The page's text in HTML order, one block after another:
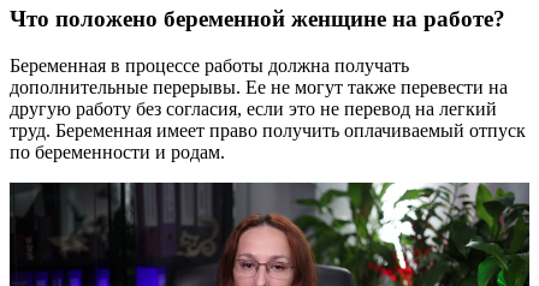
Что положено беременной женщине на работе?
Беременная в процессе работы должна получать
дополнительные перерывы. Ее не могут также перевести на
другую работу без согласия, если это не перевод на легкий
труд. Беременная имеет право получить оплачиваемый отпуск
по беременности и родам.